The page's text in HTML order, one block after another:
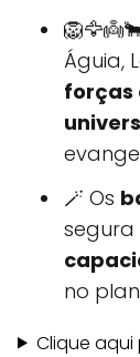
Águia,
forças
🪄 Os
segura
no
Clique aqui